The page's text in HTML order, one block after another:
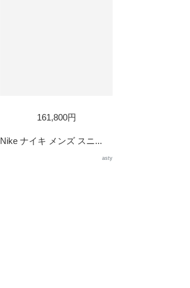
161,800円
Nike ナイキ メンズ スニ...
asty